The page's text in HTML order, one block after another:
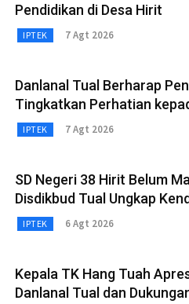
Pendidikan di Desa Hirit
IPTEK 7 Agt 2026
Danlanal Tual Berharap
Tingkatkan Perhatian
IPTEK 7 Agt 2026
SD Negeri 38 Hirit Belum
Disdikbud Tual Ungkap
IPTEK 6 Agt 2026
Kepala TK Hang Tuah
Danlanal Tual dan